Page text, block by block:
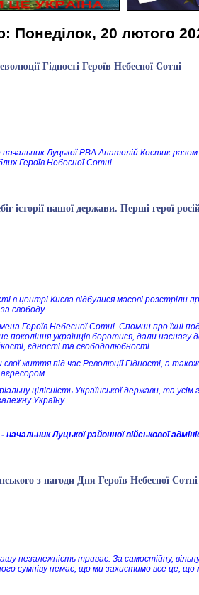
Понеділок, 20 лютого
Гідності Героїв Небесної Сотні
Луцької РВА Анатолій Костик
Героїв Небесної Сотні
історії нашої держави. Перші герої
в центрі Києва відбулися масові розстріли
свободу.
Героїв Небесної Сотні. Спомин про їхні
покоління українців боротися, дали
єдності та свободолюбності.
свої життя під час Революції Гідності, а
агресором.
цілісність Української держави, та усім
Україну.
начальник Луцької районної військової
з нагоди Дня Героїв Небесної Сотні
незалежність триває. За самостійну,
сумніву немає, що ми захистимо все це, що